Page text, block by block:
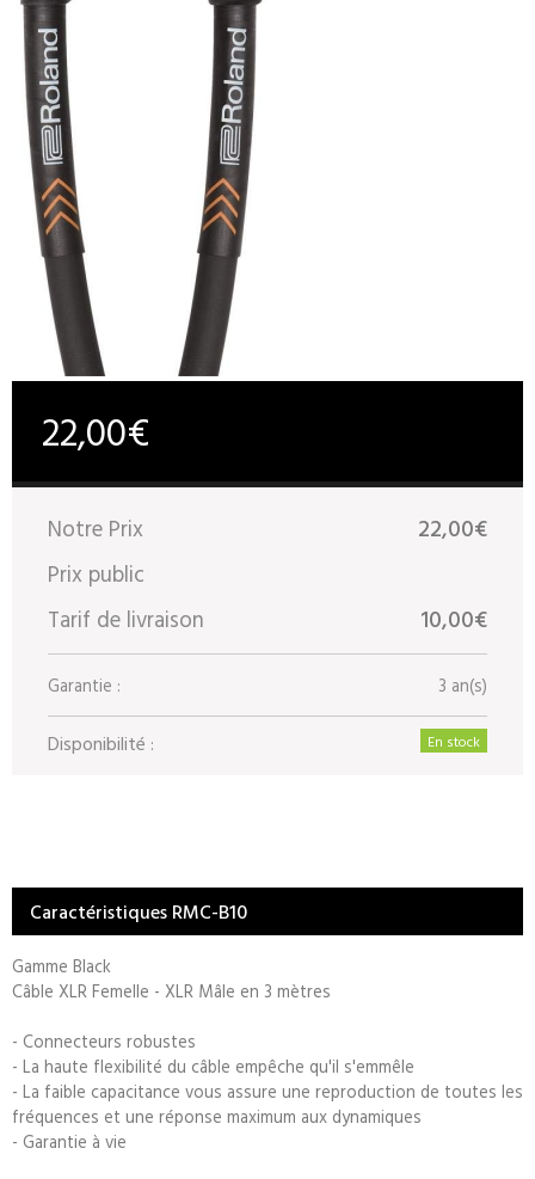
22,00€
Notre Prix
22,00€
Prix public
Tarif de livraison
10,00€
Garantie : 3 an(s)
Disponibilité : En stock
Caractéristiques RMC-B10
Gamme Black
Câble XLR Femelle - XLR Mâle en 3 mètres
- Connecteurs robustes
- La haute flexibilité du câble empêche qu'il s'emmêle
- La faible capacitance vous assure une reproduction de toutes les
fréquences et une réponse maximum aux dynamiques
- Garantie à vie